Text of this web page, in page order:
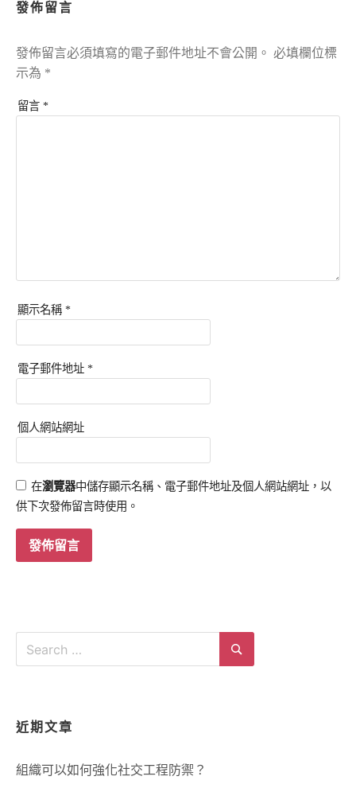
發佈留言
發佈留言必須填寫的電子郵件地址不會公開。 必填欄位標
示為 *
留言 *
顯示名稱 *
電子郵件地址 *
個人網站網址
在瀏覽器中儲存顯示名稱、電子郵件地址及個人網站網址，以
供下次發佈留言時使用。
Search
近期文章
組織可以如何強化社交工程防禦？